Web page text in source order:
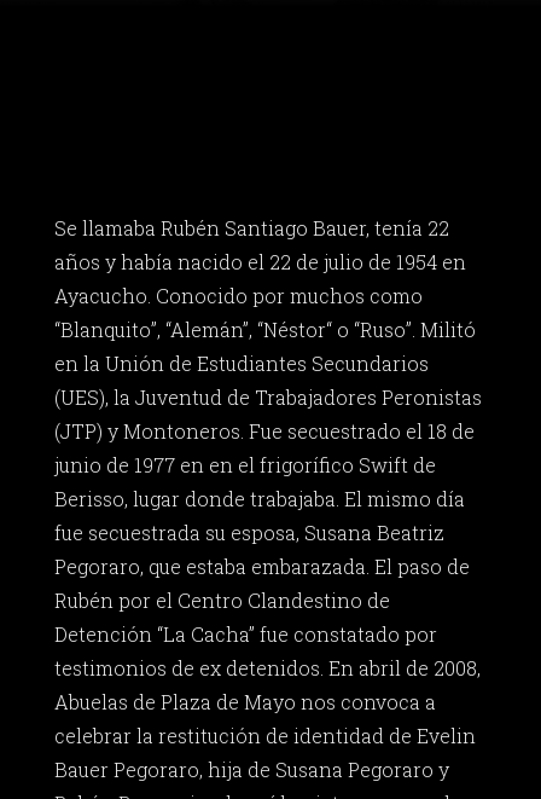
Se llamaba Rubén Santiago Bauer, tenía 22
años y había nacido el 22 de julio de 1954 en
Ayacucho. Conocido por muchos como
“Blanquito”, “Alemán”, “Néstor“ o “Ruso”. Militó
en la Unión de Estudiantes Secundarios
(UES), la Juventud de Trabajadores Peronistas
(JTP) y Montoneros. Fue secuestrado el 18 de
junio de 1977 en en el frigorífico Swift de
Berisso, lugar donde trabajaba. El mismo día
fue secuestrada su esposa, Susana Beatriz
Pegoraro, que estaba embarazada. El paso de
Rubén por el Centro Clandestino de
Detención “La Cacha” fue constatado por
testimonios de ex detenidos. En abril de 2008,
Abuelas de Plaza de Mayo nos convoca a
celebrar la restitución de identidad de Evelin
Bauer Pegoraro, hija de Susana Pegoraro y